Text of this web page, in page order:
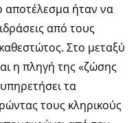
αποτέλεσμα ήταν να
από τους
Στο μεταξύ
η πληγή της «ζώσης
τα
τους κληρικούς